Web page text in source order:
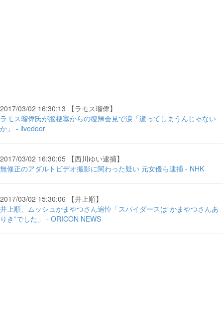
2017/03/02 16:30:13 【ラモス瑠偉】
ラモス瑠偉氏が脳梗塞からの復帰会見で涙「逝ってしまうんじゃない
か」 - livedoor
2017/03/02 16:30:05 【西川ゆい逮捕】
無修正のアダルトビデオ撮影に関わった疑い 元女優ら逮捕 - NHK
2017/03/02 15:30:06 【井上順】
井上順、ムッシュかまやつさん追悼「スパイダースは“かまやつさんあ
りき”でした」 - ORICON NEWS